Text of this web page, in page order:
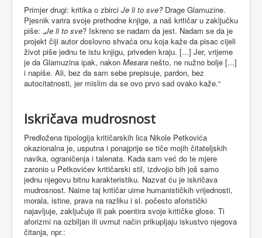
Primjer drugi: kritika o zbirci Je li to sve?Drage Glamuzine.
Pjesnik varira svoje prethodne knjige, a naš kritičar u zaključku
piše: „Je li to sve? Iskreno se nadam da jest. Nadam se da je
projekt čiji autor doslovno shvaća onu koja kaže da pisac cijeli
život piše jednu te istu knjigu, priveden kraju. [...] Jer, vrijeme
je da Glamuzina ipak, nakon Mesara nešto, ne nužno bolje [...]
i napiše. Ali, bez da sam sebe prepisuje, pardon, bez
autocitatnosti, jer mislim da se ovo prvo sad ovako kaže.“
Iskričava mudrosnost
Predložena tipologija kritičarskih lica Nikole Petkovića
okazionalna je, usputna i ponajprije se tiče mojih čitateljskih
navika, ograničenja i talenata. Kada sam već do te mjere
zaronio u Petkovićev kritičarski stil, izdvojio bih još samo
jednu njegovu bitnu karakteristiku. Nazvat ću je iskričava
mudrosnost. Naime taj kritičar uime humanističkih vrijednosti,
morala, istine, prava na razliku i sl. počesto aforistički
najavljuje, zaključuje ili pak poentira svoje kritičke glose. Ti
aforizmi na ozbiljan ili uvrnut način prikupljaju iskustvo njegova
čitanja, npr.: